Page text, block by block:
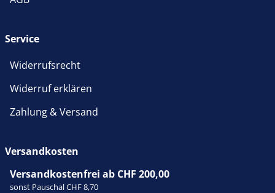
Service
Widerrufsrecht
Widerruf erklären
Zahlung & Versand
Versandkosten
Versandkostenfrei ab CHF 200,00
sonst Pauschal CHF 8,70